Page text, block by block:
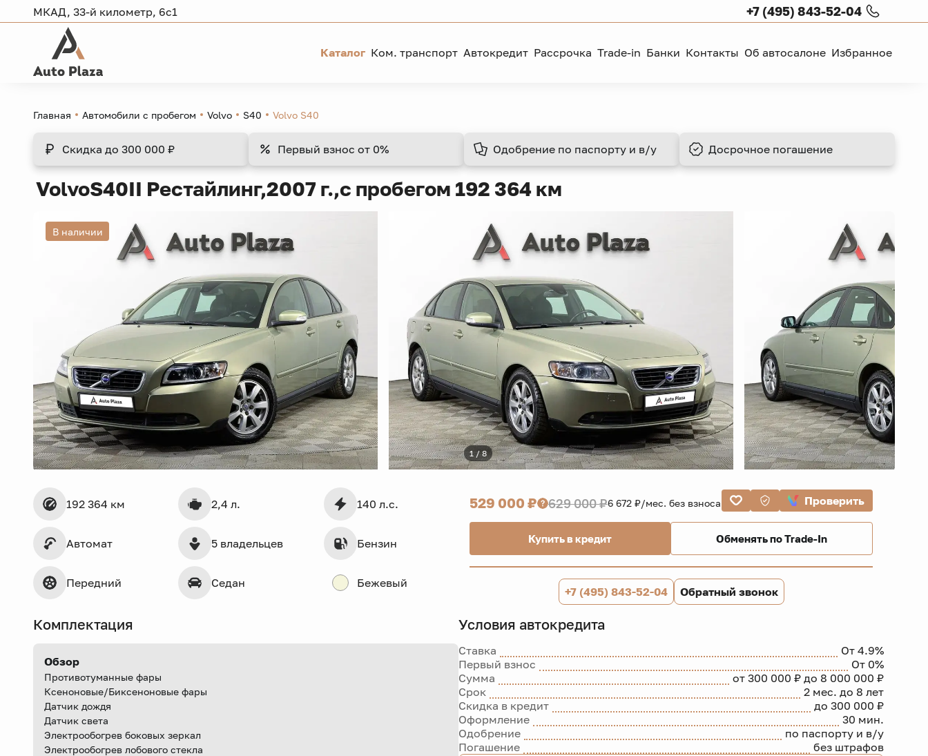
МКАД, 33-й километр, 6с1 +7 (495) 843-52-04
Каталог Ком. транспорт Автокредит Рассрочка Trade-in Банки Контакты Об автосалоне Избранное
Главная Автомобили с пробегом Volvo S40 Volvo S40
Скидка до 300 000 ₽ Первый взнос от 0% Одобрение по паспорту и в/у Досрочное погашение
VolvoS40II Рестайлинг,2007 г.,с пробегом 192 364 км
В наличии
1 / 8
192 364 км 2,4 л. 140 л.с.
Автомат 5 владельцев Бензин
Передний Седан Бежевый
529 000 ₽ 629 000 ₽6 672 ₽/мес. без взноса Проверить
Купить в кредит Обменять по Trade-In
+7 (495) 843-52-04 Обратный звонок
Комплектация
Обзор
Противотуманные фары
Ксеноновые/Биксеноновые фары
Датчик дождя
Датчик света
Электрообогрев боковых зеркал
Электрообогрев лобового стекла
Условия автокредита
Ставка
От 4.9%
Первый взнос
От 0%
Сумма
от 300 000 ₽ до 8 000 000 ₽
Срок
2 мес. до 8 лет
Скидка в кредит
до 300 000 ₽
Оформление
30 мин.
Одобрение
по паспорту и в/у
Погашение
без штрафов